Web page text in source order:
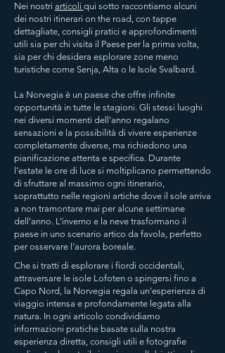
Nei nostri articoli qui sotto raccontiamo alcuni
dei nostri itinerari on the road, con tappe
dettagliate, consigli pratici e approfondimenti
utili sia per chi visita il Paese per la prima volta,
sia per chi desidera esplorare zone meno
turistiche come Senja, Alta o le Isole Svalbard.
La Norvegia è un paese che offre infinite
opportunità in tutte le stagioni. Gli stessi luoghi
nei diversi momenti dell'anno regalano
sensazioni e la possibilità di vivere esperienze
completamente diverse, ma richiedono una
pianificazione attenta e specifica. Durante
l’estate le ore di luce si moltiplicano permettendo
di sfruttare al massimo ogni itinerario,
soprattutto nelle regioni artiche dove il sole arriva
a non tramontare mai per alcune settimane
dell'anno. L’inverno e la neve trasformano il
paese in uno scenario artico da favola, perfetto
per osservare l’aurora boreale.
Che si tratti di esplorare i fiordi occidentali,
attraversare le isole Lofoten o spingersi fino a
Capo Nord, la Norvegia regala un’esperienza di
viaggio intensa e profondamente legata alla
natura. ​In ogni articolo condividiamo
informazioni pratiche basate sulla nostra
esperienza diretta, consigli utili e fotografie